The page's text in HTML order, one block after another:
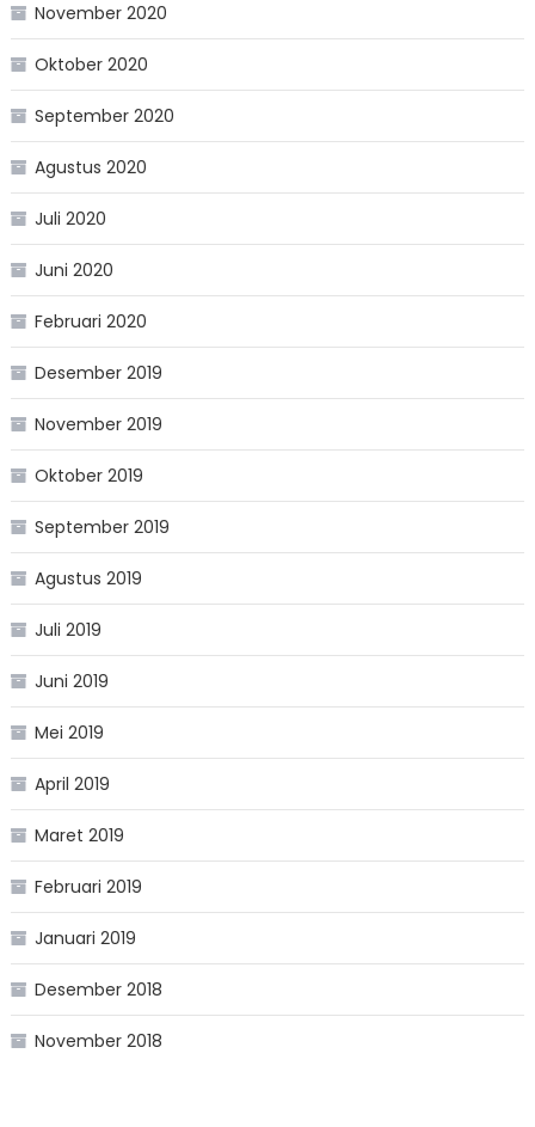
November 2020
Oktober 2020
September 2020
Agustus 2020
Juli 2020
Juni 2020
Februari 2020
Desember 2019
November 2019
Oktober 2019
September 2019
Agustus 2019
Juli 2019
Juni 2019
Mei 2019
April 2019
Maret 2019
Februari 2019
Januari 2019
Desember 2018
November 2018